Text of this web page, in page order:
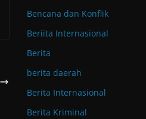
Bencana dan Konflik
Beriita Internasional
Berita
berita daerah
Berita Internasional
Berita Kriminal